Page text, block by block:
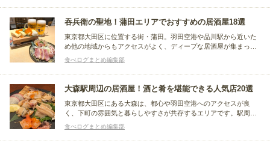
吞兵衛の聖地！蒲田エリアでおすすめの居酒屋18選
東京都大田区に位置する街・蒲田。羽田空港や品川駅から近いた
め他の地域からもアクセスがよく、ディープな居酒屋が集まった
繁華街では、東京の下町の雰囲気が堪能できると評判です。この
記事では、蒲田でおすすめの居酒屋をまとめました。
食べログまとめ編集部
大森駅周辺の居酒屋！酒と肴を堪能できる人気店20選
東京都大田区にある大森は、都心や羽田空港へのアクセスが良
く、下町の雰囲気と暮らしやすさが共存するエリアです。駅周辺
には気軽に立ち寄れる、日常使いしやすい飲食店が充実していま
す。そこで今回は、大森駅周辺で美味しいお酒と料理を堪能でき
ると人気の居酒屋をまとめました。
食べログまとめ編集部